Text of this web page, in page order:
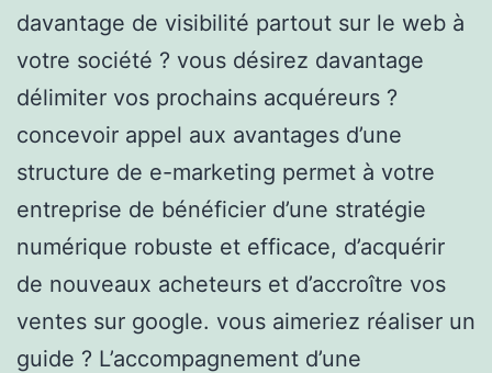
davantage de visibilité partout sur le web à
votre société ? vous désirez davantage
délimiter vos prochains acquéreurs ?
concevoir appel aux avantages d’une
structure de e-marketing permet à votre
entreprise de bénéficier d’une stratégie
numérique robuste et efficace, d’acquérir
de nouveaux acheteurs et d’accroître vos
ventes sur google. vous aimeriez réaliser un
guide ? L’accompagnement d’une